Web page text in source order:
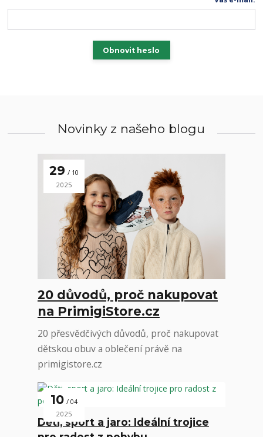
Obnovit heslo
Novinky z našeho blogu
29 10
2025
20 důvodů, proč nakupovat
na PrimigiStore.cz
20 přesvědčivých důvodů, proč nakupovat
dětskou obuv a oblečení právě na
primigistore.cz
10 04
2025
Děti, sport a jaro: Ideální trojice